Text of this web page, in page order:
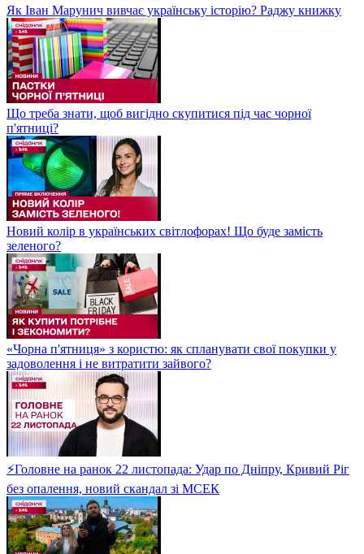
Як Іван Марунич вивчає українську історію? Раджу книжку
Що треба знати, щоб вигідно скупитися під час чорної
п'ятниці?
Новий колір в українських світлофорах! Що буде замість
зеленого?
«Чорна п'ятниця» з користю: як спланувати свої покупки у
задоволення і не витратити зайвого?
⚡Головне на ранок 22 листопада: Удар по Дніпру, Кривий Ріг
без опалення, новий скандал зі МСЕК